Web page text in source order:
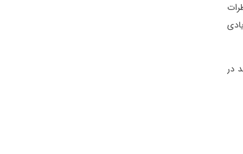
کار نقش زیادی
در